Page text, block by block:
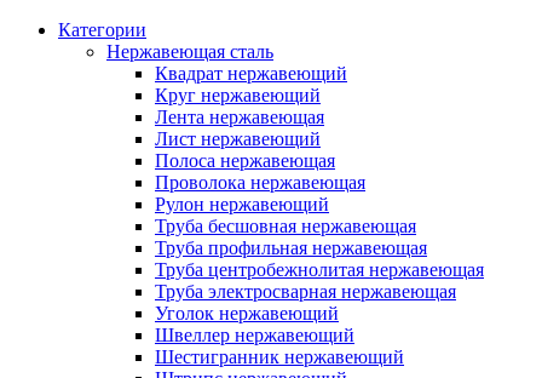
Категории
Нержавеющая сталь
Квадрат нержавеющий
Круг нержавеющий
Лента нержавеющая
Лист нержавеющий
Полоса нержавеющая
Проволока нержавеющая
Рулон нержавеющий
Труба бесшовная нержавеющая
Труба профильная нержавеющая
Труба центробежнолитая нержавеющая
Труба электросварная нержавеющая
Уголок нержавеющий
Швеллер нержавеющий
Шестигранник нержавеющий